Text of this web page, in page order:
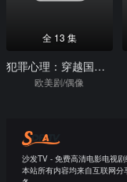
全 13 集
犯罪心理：穿越国界第二季
欧美剧/偶像
沙发TV - 免费高清电影电视剧
本站所有内容均来自互联网